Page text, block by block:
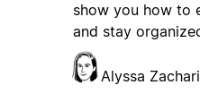
show you how to
and stay
Alyssa